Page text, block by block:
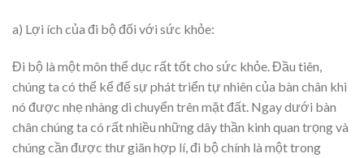
a) Lợi ích của đi bộ đối với sức khỏe:
Đi bộ là một môn thể dục rất tốt cho sức khỏe. Đầu tiên,
chúng ta có thể kể đế sự phát triển tự nhiên của bàn chân khi
nó được nhẹ nhàng di chuyển trên mặt đất. Ngay dưới bàn
chân chúng ta có rất nhiều những dây thần kinh quan trọng và
chúng cần được thư giãn hợp lí, đi bộ chính là một trong